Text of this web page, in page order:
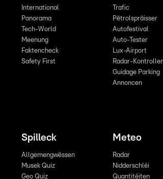
International
Panorama
Tech-World
Meenung
Faktencheck
Safety First
Trafic
Pëtrolspräisser
Autofestival
Auto-Tester
Lux-Airport
Radar-
Guidage Parking
Annoncen
Spilleck
Allgemengwëssen
Musek Quiz
Geo Quiz
Meteo
Radar
Nidderschléi
Quantitéiten